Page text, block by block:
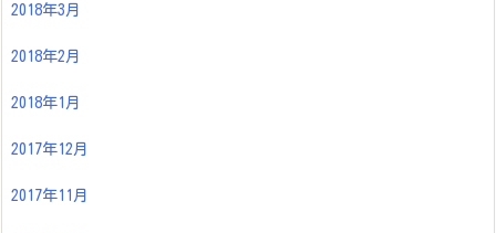
2018年3月
2018年2月
2018年1月
2017年12月
2017年11月